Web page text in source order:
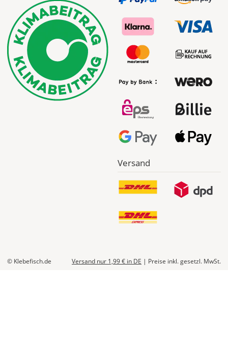
Versand
© Klebefisch.de Versand nur 1,99 € in DE | Preise inkl. gesetzl. MwSt.